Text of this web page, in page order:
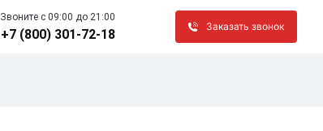
Звоните c 09:00 до 21:00
+7 (800) 301-72-18
Заказать звонок